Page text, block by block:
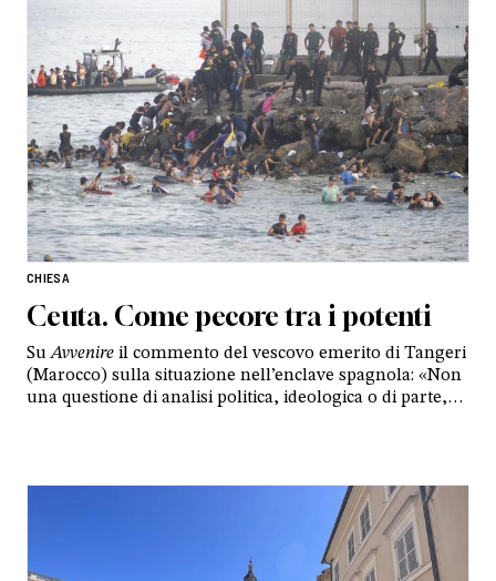
CHIESA
Ceuta. Come pecore tra i potenti
SuAvvenire il commento del vescovo emerito di Tangeri
(Marocco) sulla situazione nell’enclave spagnola: «Non
una questione di analisi politica, ideologica o di parte,